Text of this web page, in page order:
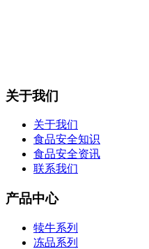
关于我们
关于我们
食品安全知识
食品安全资讯
联系我们
产品中心
犊牛系列
冻品系列